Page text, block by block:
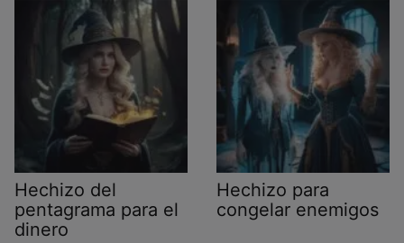
Hechizo del
pentagrama para el
dinero
Hechizo para
congelar enemigos